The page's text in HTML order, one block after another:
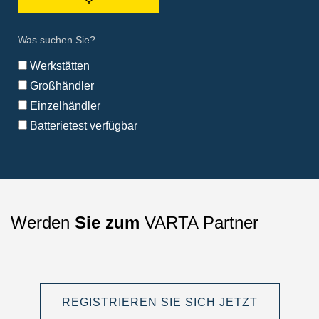
meinem
stellen
Was suchen Sie?
Werkstätten
Großhändler
Einzelhändler
Batterietest verfügbar
Werden Sie zum VARTA Partner
REGISTRIEREN SIE SICH JETZT